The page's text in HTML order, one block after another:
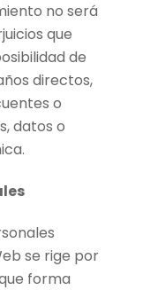
no será
que
de
directos,
o
datos o
se rige por
forma